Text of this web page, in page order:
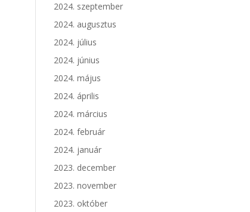
2024. szeptember
2024. augusztus
2024. július
2024. június
2024. május
2024. április
2024. március
2024. február
2024. január
2023. december
2023. november
2023. október